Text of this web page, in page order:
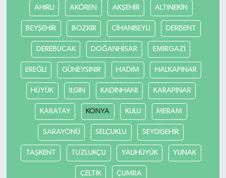
AHIRLI AKÖREN AKŞEHİR ALTINEKİN
BEYŞEHİR BOZKIR CİHANBEYLİ DERBENT
DEREBUCAK DOĞANHİSAR EMİRGAZİ
EREĞLİ GÜNEYSINIR HADİM HALKAPINAR
HÜYÜK ILGIN KADINHANI KARAPINAR
KARATAY KONYA KULU MERAM
SARAYÖNÜ SELÇUKLU SEYDİŞEHİR
TAŞKENT TUZLUKÇU YALIHÜYÜK YUNAK
ÇELTİK ÇUMRA